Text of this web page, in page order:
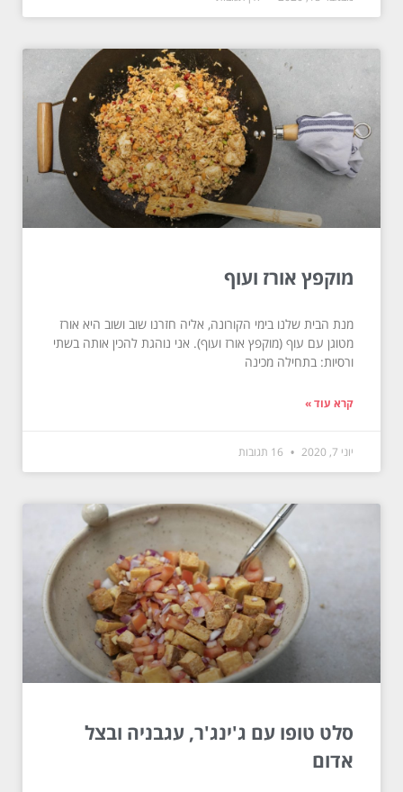
מוקפץ אורז ועוף
מנת הבית שלנו בימי הקורונה, אליה חזרנו שוב ושוב היא אורז
מטוגן עם עוף (מוקפץ אורז ועוף). אני נוהגת להכין אותה בשתי
ורסיות: בתחילה מכינה
קרא עוד »
יוני 7, 2020
סלט טופו עם ג'ינג'ר, עגבניה ובצל
אדום